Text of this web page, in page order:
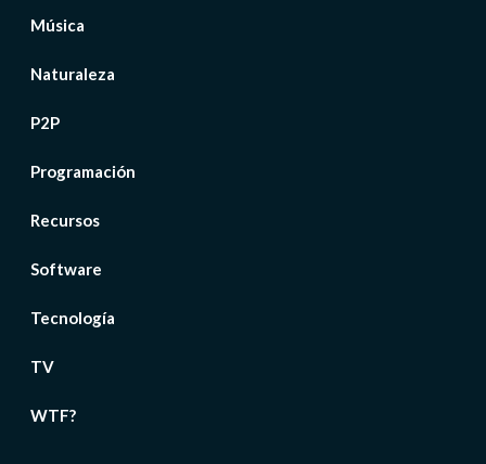
Música
Naturaleza
P2P
Programación
Recursos
Software
Tecnología
TV
WTF?